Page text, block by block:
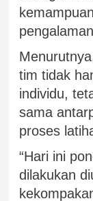
tim tidak
individu,
sama
proses
“Hari ini
dilakukan